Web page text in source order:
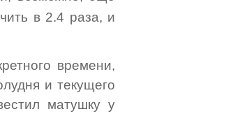
в 2.4 раза, и
времени,
и текущего
матушку у